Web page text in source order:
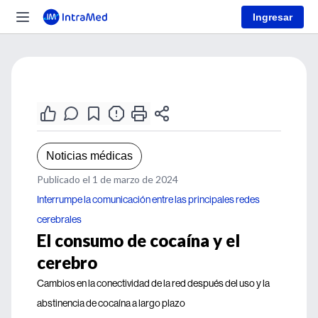
Ingresar
Noticias médicas
Publicado el 1 de marzo de 2024
Interrumpe la comunicación entre las principales redes
cerebrales
El consumo de cocaína y el
cerebro
Cambios en la conectividad de la red después del uso y la
abstinencia de cocaína a largo plazo